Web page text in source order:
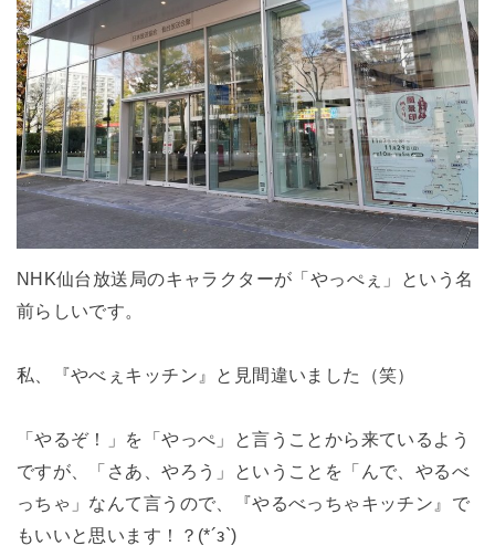
NHK仙台放送局のキャラクターが「やっぺぇ」という名
前らしいです。
私、『やべぇキッチン』と見間違いました（笑）
「やるぞ！」を「やっぺ」と言うことから来ているよう
ですが、「さあ、やろう」ということを「んで、やるべ
っちゃ」なんて言うので、『やるべっちゃキッチン』で
もいいと思います！？(*´з`)